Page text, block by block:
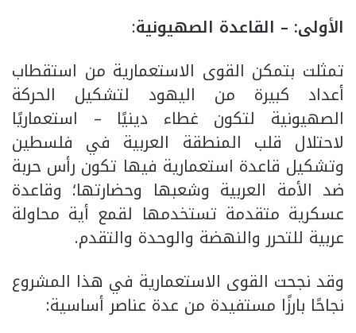
الأولى: – القاعدة الصهيونية:
تمثلت بتمكن القوى الاستعمارية من استقطاب
أعداد كبيرة من اليهود لتشكيل الحركة
الصهيونية لتكون غطاء دينيًا – استعماريًا
لاحتلال قلب المنطقة العربية في فلسطين
وتشكيل قاعدة استعمارية فيها تكون رأس حربة
ضد الأمة العربية وشعبها وحضارتها؛ وقاعدة
عسكرية متقدمة تستخدمها لقمع أية محاولة
عربية للتحرر والنهضة والوحدة والتقدم.
وقد نجحت القوى الاستعمارية في هذا المشروع
نجاحًا بارزًا مستفيدة من عدة عناصر أساسية: